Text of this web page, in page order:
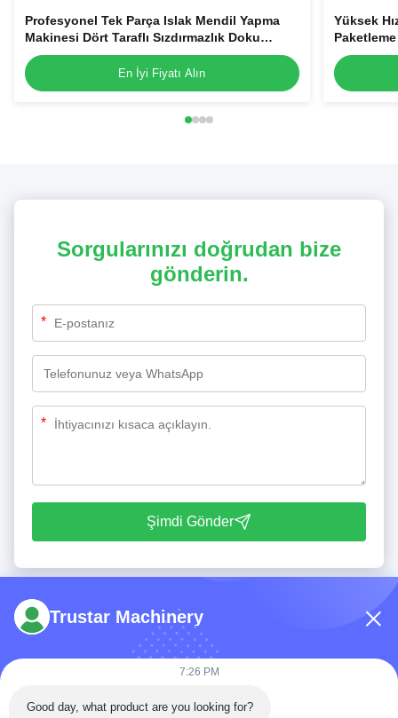
Profesyonel Tek Parça Islak Mendil Yapma
Makinesi Dört Taraflı Sızdırmazlık Doku
Paketleme Ekipmanları
En İyi Fiyatı Alın
Yüksek
Paketleme
Alkol
Sorgularınızı doğrudan bize
gönderin.
*
*
Şimdi Gönder
Tel: 86-180-5882-0351
Trustar Machinery
7:26 PM
Good day, what product are you looking for?